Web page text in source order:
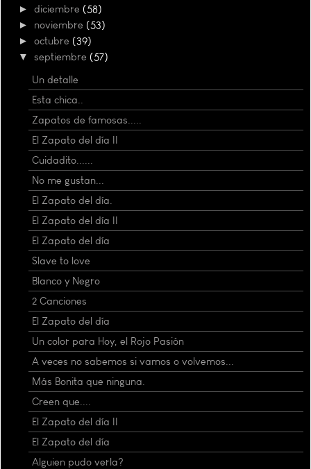
► diciembre (58)
► noviembre (53)
► octubre (39)
▼ septiembre (57)
Un detalle
Esta chica..
Zapatos de famosas.....
El Zapato del día II
Cuidadito......
No me gustan...
El Zapato del día.
El Zapato del día II
El Zapato del día
Slave to love
Blanco y Negro
2 Canciones
El Zapato del día
Un color para Hoy, el Rojo Pasión
A veces no sabemos si vamos o volvemos...
Más Bonita que ninguna.
Creen que....
El Zapato del día II
El Zapato del día
Alguien pudo verla?